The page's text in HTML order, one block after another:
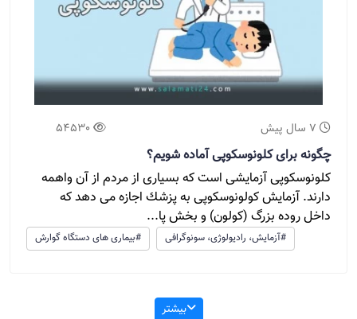
7 سال پیش 54530
چگونه برای کلونوسکوپی آماده شویم؟
کلونوسکوپی آزمایشی است که بسیاری از مردم از آن واهمه
دارند. آزمایش كولونوسكوپی به پزشك اجازه می ‌دهد كه
داخل روده بزرگ (كولون) و بخش پا...
#بیماری های دستگاه گوارش #آزمایش، رادیولوژی، سونوگرافی
بیشتر